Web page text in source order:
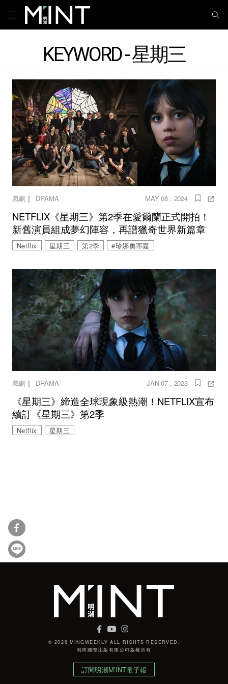
KEYWORD - 星期三
戲劇｜ DRAMA MAY 08 , 2024
NETFLIX《星期三》第2季在愛爾蘭正式開拍！
新舊演員組成夢幻陣容，再譜獵奇世界新篇章
Netflix 星期三 第2季 #珍娜奧蒂嘉
戲劇｜ DRAMA JAN 07 , 2023
《星期三》締造全球現象級熱潮！NETFLIX宣布
續訂《星期三》第2季
Netflix 星期三
© 2026 MINGWEEKLY ALL RIGHTS RESERVED.
明周國際岀版有限公司版權所有
訂閱明潮M’INT電子報